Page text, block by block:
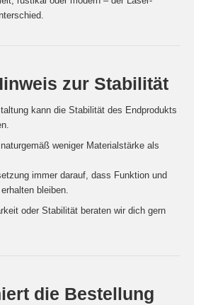
zur Stabilität
kann die Stabilität des Endprodukts
weniger Materialstärke als
immer darauf, dass Funktion und
bleiben.
oder Stabilität beraten wir dich gern
die Bestellung